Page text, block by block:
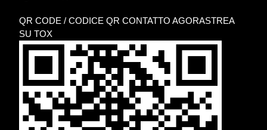
QR CODE / CODICE QR CONTATTO AGORASTREA
SU TOX